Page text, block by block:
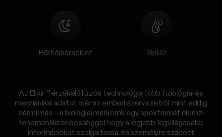
Bőrhőmérséklet SpO2
Az Elixir™ érzékelőfúziós technológia több fiziológiai és
mechanikai adatot mér az emberi szervezetről, mint eddig
bármi más – a biológiai markerek egy spektrumát elemzi
fenomenális sebességgel, hogy a legjobb, legvilágosabb
információkat szolgáltassa, és személyre szabott